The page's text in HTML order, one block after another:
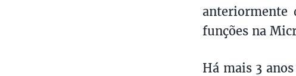
anteriormente
funções na
Há mais 3